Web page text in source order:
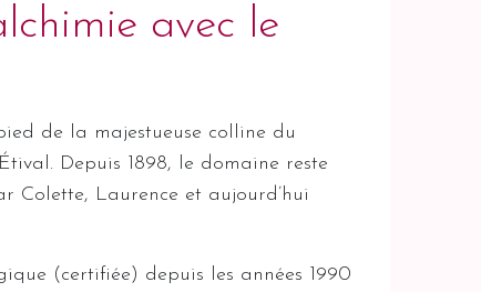
avec le
de la majestueuse colline du
Depuis 1898, le domaine reste
Colette, Laurence et aujourd’hui
(certifiée) depuis les années 1990